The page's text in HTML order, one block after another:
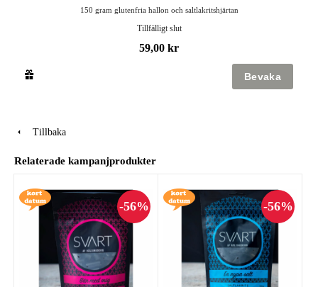
150 gram glutenfria hallon och saltlakritshjärtan
Tillfälligt slut
59,00 kr
Tillbaka
Relaterade kampanjprodukter